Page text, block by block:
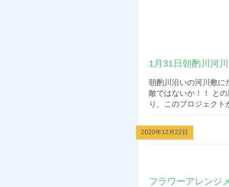
1月31日朝酌川河
朝酌川沿いの河川敷に
敵ではないか！！ と
り、このプロジェク
2020年12月22日
フラワーアレンジ